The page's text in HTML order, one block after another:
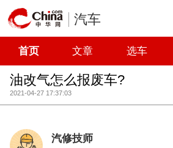
汽车
首页 文章 选车
油改气怎么报废车?
2021-04-27 17:37:03
汽修技师